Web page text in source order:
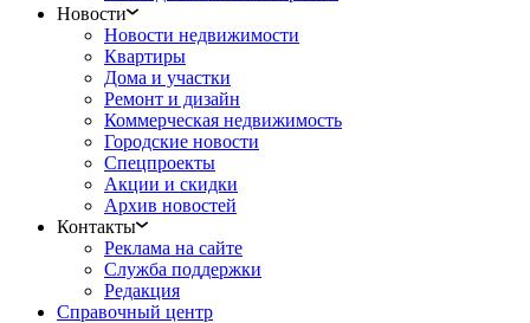
Новости
Новости недвижимости
Квартиры
Дома и участки
Ремонт и дизайн
Коммерческая недвижимость
Городские новости
Спецпроекты
Акции и скидки
Архив новостей
Контакты
Реклама на сайте
Служба поддержки
Редакция
Справочный центр